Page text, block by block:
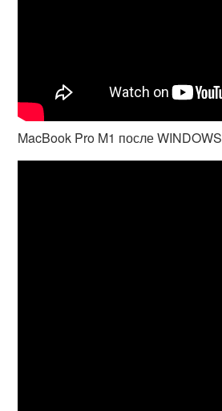
MacBook Pro M1 после WINDOWS